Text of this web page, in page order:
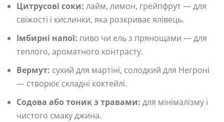
Цитрусові соки: лайм, лимон, грейпфрут — для
свіжості і кислинки, яка розкриває ялівець.
Імбирні напої: пиво чи ель з прянощами — для
теплого, ароматного контрасту.
Вермут: сухий для мартіні, солодкий для Негроні
— створює складні коктейлі.
Содова або тоник з травами: для мінімалізму і
чистого смаку джина.